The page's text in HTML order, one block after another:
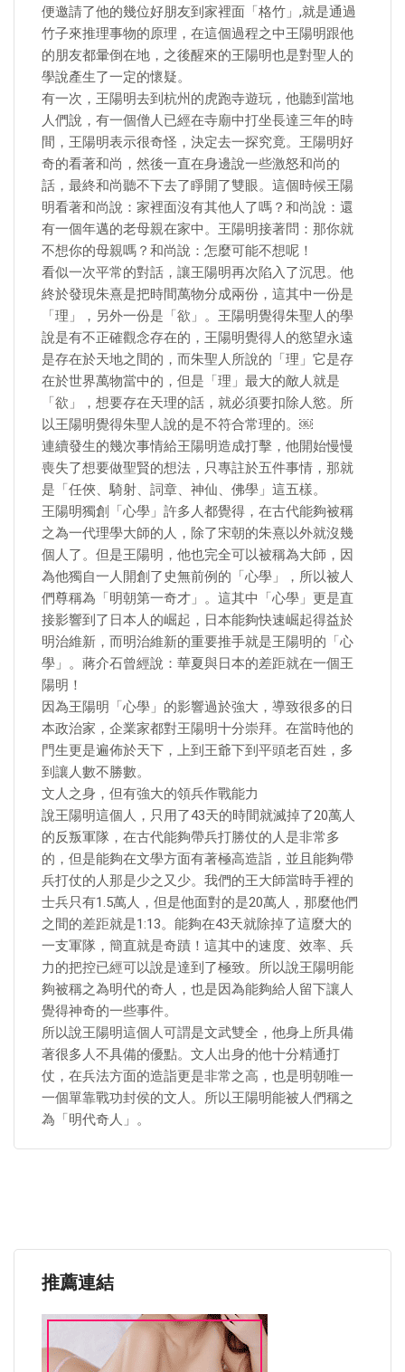
便邀請了他的幾位好朋友到家裡面「格竹」,就是通過
竹子來推理事物的原理，在這個過程之中王陽明跟他
的朋友都暈倒在地，之後醒來的王陽明也是對聖人的
學說產生了一定的懷疑。
有一次，王陽明去到杭州的虎跑寺遊玩，他聽到當地
人們說，有一個僧人已經在寺廟中打坐長達三年的時
間，王陽明表示很奇怪，決定去一探究竟。王陽明好
奇的看著和尚，然後一直在身邊說一些激怒和尚的
話，最終和尚聽不下去了睜開了雙眼。這個時候王陽
明看著和尚說：家裡面沒有其他人了嗎？和尚說：還
有一個年邁的老母親在家中。王陽明接著問：那你就
不想你的母親嗎？和尚說：怎麼可能不想呢！
看似一次平常的對話，讓王陽明再次陷入了沉思。他
終於發現朱熹是把時間萬物分成兩份，這其中一份是
「理」，另外一份是「欲」。王陽明覺得朱聖人的學
說是有不正確觀念存在的，王陽明覺得人的慾望永遠
是存在於天地之間的，而朱聖人所說的「理」它是存
在於世界萬物當中的，但是「理」最大的敵人就是
「欲」，想要存在天理的話，就必須要扣除人慾。所
以王陽明覺得朱聖人說的是不符合常理的。￼
連續發生的幾次事情給王陽明造成打擊，他開始慢慢
喪失了想要做聖賢的想法，只專註於五件事情，那就
是「任俠、騎射、詞章、神仙、佛學」這五樣。
王陽明獨創「心學」許多人都覺得，在古代能夠被稱
之為一代理學大師的人，除了宋朝的朱熹以外就沒幾
個人了。但是王陽明，他也完全可以被稱為大師，因
為他獨自一人開創了史無前例的「心學」，所以被人
們尊稱為「明朝第一奇才」。這其中「心學」更是直
接影響到了日本人的崛起，日本能夠快速崛起得益於
明治維新，而明治維新的重要推手就是王陽明的「心
學」。蔣介石曾經說：華夏與日本的差距就在一個王
陽明！
因為王陽明「心學」的影響過於強大，導致很多的日
本政治家，企業家都對王陽明十分崇拜。在當時他的
門生更是遍佈於天下，上到王爺下到平頭老百姓，多
到讓人數不勝數。
文人之身，但有強大的領兵作戰能力
說王陽明這個人，只用了43天的時間就滅掉了20萬人
的反叛軍隊，在古代能夠帶兵打勝仗的人是非常多
的，但是能夠在文學方面有著極高造詣，並且能夠帶
兵打仗的人那是少之又少。我們的王大師當時手裡的
士兵只有1.5萬人，但是他面對的是20萬人，那麼他們
之間的差距就是1:13。能夠在43天就除掉了這麼大的
一支軍隊，簡直就是奇蹟！這其中的速度、效率、兵
力的把控已經可以說是達到了極致。所以說王陽明能
夠被稱之為明代的奇人，也是因為能夠給人留下讓人
覺得神奇的一些事件。
所以說王陽明這個人可謂是文武雙全，他身上所具備
著很多人不具備的優點。文人出身的他十分精通打
仗，在兵法方面的造詣更是非常之高，也是明朝唯一
一個單靠戰功封侯的文人。所以王陽明能被人們稱之
為「明代奇人」。
推薦連結